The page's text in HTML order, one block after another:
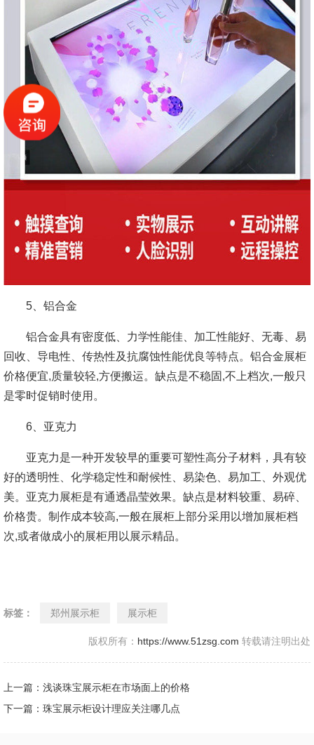
5、铝合金
铝合金具有密度低、力学性能佳、加工性能好、无毒、易
回收、导电性、传热性及抗腐蚀性能优良等特点。铝合金展柜
价格便宜,质量较轻,方便搬运。缺点是不稳固,不上档次,一般只
是零时促销时使用。
6、亚克力
亚克力是一种开发较早的重要可塑性高分子材料，具有较
好的透明性、化学稳定性和耐候性、易染色、易加工、外观优
美。亚克力展柜是有通透晶莹效果。缺点是材料较重、易碎、
价格贵。制作成本较高,一般在展柜上部分采用以增加展柜档
次,或者做成小的展柜用以展示精品。
标签： 郑州展示柜 展示柜
版权所有： https://www.51zsg.com 转载请注明出处
上一篇：浅谈珠宝展示柜在市场面上的价格
下一篇：珠宝展示柜设计理应关注哪几点